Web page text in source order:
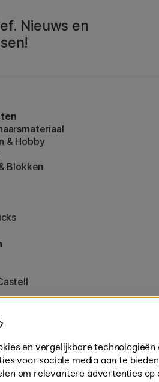
Nieuws en
& Hobby
Blokken
(160)
en vergelijkbare technologieën
voor sociale media aan te
om relevantere advertenties op